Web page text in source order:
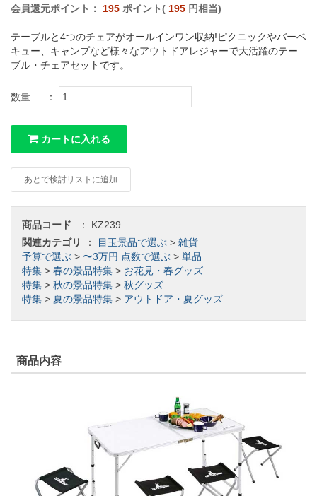
会員還元ポイント： 195 ポイント( 195 円相当)
テーブルと4つのチェアがオールインワン収納!ピクニックやバーベ
キュー、キャンプなど様々なアウトドアレジャーで大活躍のテー
ブル・チェアセットです。
数量 ：
カートに入れる
あとで検討リストに追加
商品コード ： KZ239
関連カテゴリ
： 目玉景品で選ぶ > 雑貨
予算で選ぶ > 〜3万円 点数で選ぶ > 単品
特集 > 春の景品特集 > お花見・春グッズ
特集 > 秋の景品特集 > 秋グッズ
特集 > 夏の景品特集 > アウトドア・夏グッズ
商品内容